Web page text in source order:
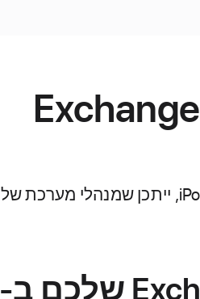
חפשו את מזהה מכשיר ה-Exchange
אם אתם צריכים עזרה בשימוש ב-iPhone, ב-iPad או ב-iPod touch, ייתכן שמנהלי מערכת של
חפשו את מזהה מכשיר ה-Exchange שלכם ב-